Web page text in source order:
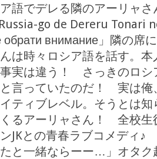
語でデレる隣のアーリャさ
go de Dereru Tonari
обрати внимание」隣の席
は時々ロシア語を話す。
実は違う！ さっきのロシ
言っていたのだ！ 実は俺
ティブレベル。そうとは
るアーリャさん！ 全校生
JKとの青春ラブコメディ♪
と一緒ならーー…」オタク